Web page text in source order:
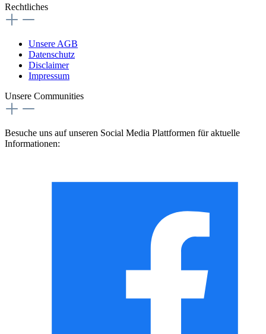
Rechtliches
Unsere AGB
Datenschutz
Disclaimer
Impressum
Unsere Communities
Besuche uns auf unseren Social Media Plattformen für aktuelle
Informationen: